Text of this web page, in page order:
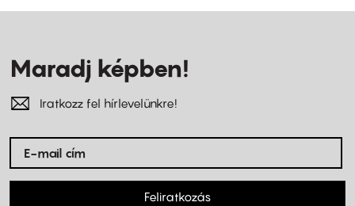
Maradj képben!
Iratkozz fel hírlevelünkre!
Feliratkozás